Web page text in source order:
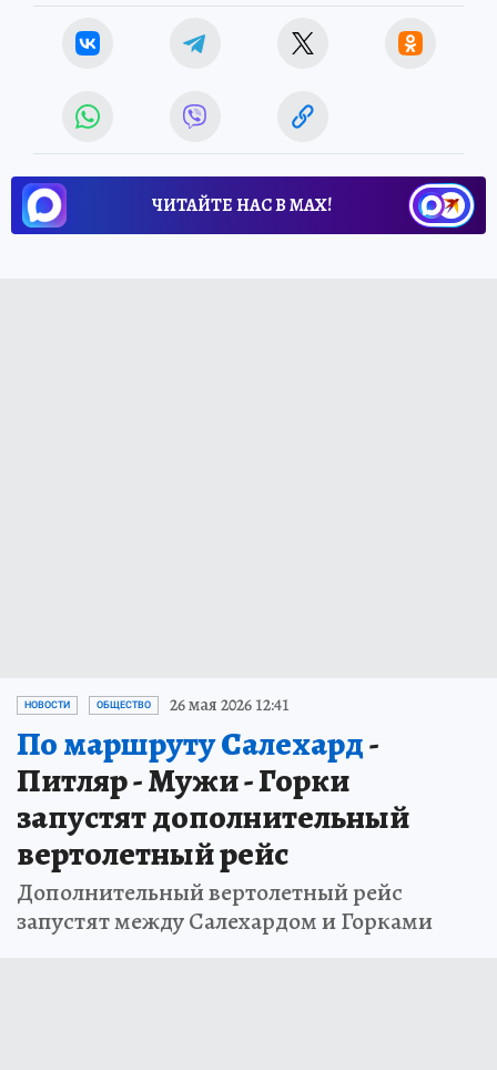
ЧИТАЙТЕ НАС В МАХ!
НОВОСТИ ОБЩЕСТВО 26 мая 2026 12:41
По маршруту Салехард-
Питляр - Мужи - Горки
запустят дополнительный
вертолетный рейс
Дополнительный вертолетный рейс
запустят между Салехардом и Горками